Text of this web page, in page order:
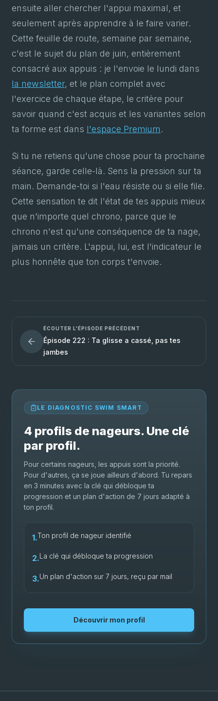
ensuite aller chercher l'appui maximal, et
seulement après apprendre à le faire varier.
Cette feuille de route, semaine par semaine,
c'est le sujet du plan de juin, entièrement
consacré aux appuis : je l'envoie le lundi dans
la newsletter, et le plan complet avec
l'exercice de chaque étape, le critère pour
savoir quand c'est acquis et les variantes selon
ta forme est dans l'espace Premium.
Si tu ne retiens qu'une chose pour ta prochaine
séance, garde celle-là. Sens la pression sur ta
main. Demande-toi si l'eau résiste ou si elle file.
Cette sensation te dit l'état de tes appuis mieux
que n'importe quel chrono, parce que le
chrono n'est qu'une conséquence de ta nage,
jamais un critère. L'appui, lui, est l'indicateur le
plus honnête que ton corps t'envoie.
ÉCOUTER L'ÉPISODE PRÉCÉDENT
Épisode 222 : Ta glisse a cassé, pas tes
jambes
LE DIAGNOSTIC SWIM SMART
4 profils de nageurs. Une clé
par profil.
Pour certains nageurs, les appuis sont la priorité.
Pour d'autres, ça se joue ailleurs d'abord. Tu repars
en 3 minutes avec la clé qui débloque ta
progression et un plan d'action de 7 jours adapté à
ton profil.
1.Ton profil de nageur identifié
2.La clé qui débloque ta progression
3.Un plan d'action sur 7 jours, reçu par mail
Découvrir mon profil